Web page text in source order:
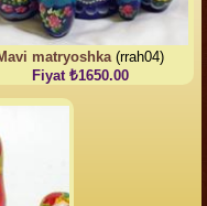
matryoshka(rrah04)
Fiyat ₺1650.00